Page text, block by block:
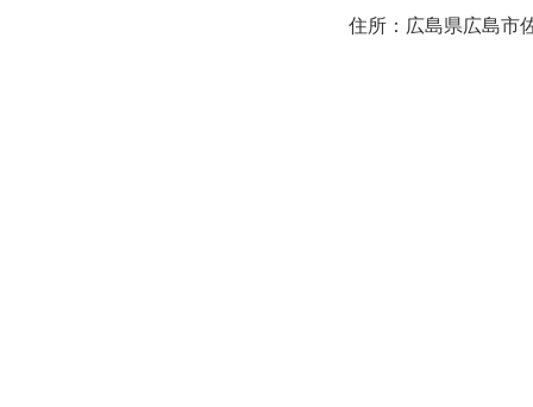
住所：広島県広島市